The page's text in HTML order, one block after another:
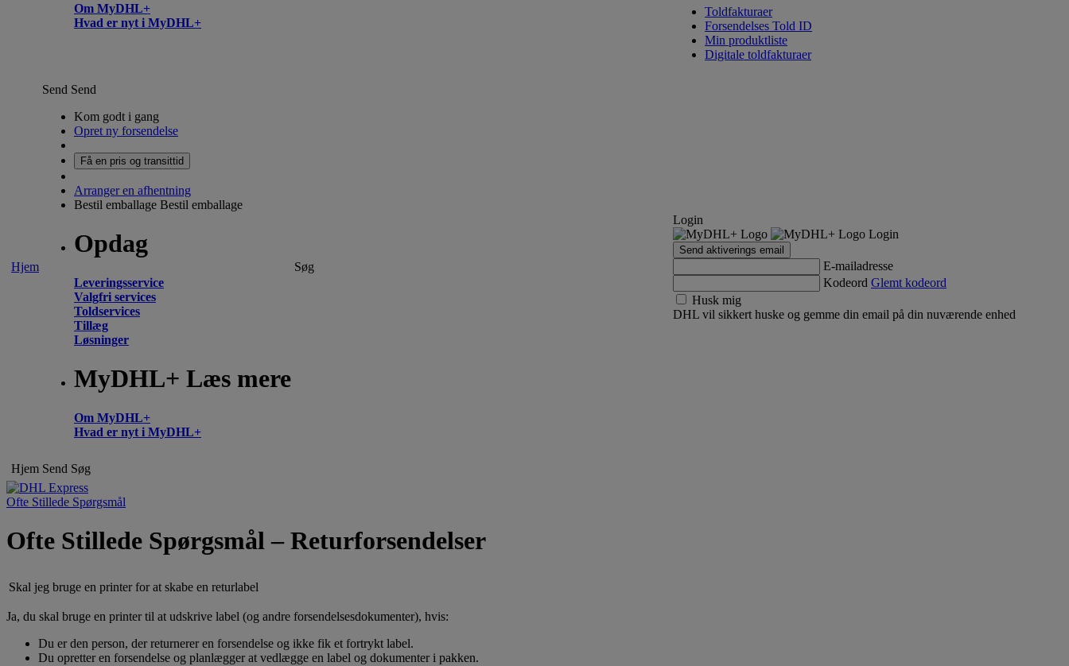
Om MyDHL+
Hvad er nyt i MyDHL+
Toldfakturaer
Forsendelses Told ID
Min produktliste
Digitale toldfakturaer
Hjem
Send Send
Kom godt i gang
Opret ny forsendelse
Få en pris og transittid
Arranger en afhentning
Bestil emballage Bestil emballage
Opdag
Leveringsservice
Valgfri services
Toldservices
Tillæg
Løsninger
MyDHL+ Læs mere
Om MyDHL+
Hvad er nyt i MyDHL+
Søg
Login
Login
Send aktiverings email
E-mailadresse
Kodeord Glemt kodeord
Husk mig
DHL vil sikkert huske og gemme din email på din nuværende enhed
Hjem Send Søg
Ofte Stillede Spørgsmål
Ofte Stillede Spørgsmål – Returforsendelser
Skal jeg bruge en printer for at skabe en returlabel
Ja, du skal bruge en printer til at udskrive label (og andre forsendelsesdokumenter), hvis:
Du er den person, der returnerer en forsendelse og ikke fik et fortrykt label.
Du opretter en forsendelse og planlægger at vedlægge en label og dokumenter i pakken.